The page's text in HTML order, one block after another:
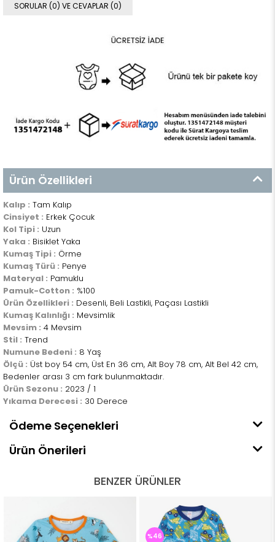
SORULAR (0) VE CEVAPLAR (0)
Ürün Özellikleri
Kalıp : Tam Kalıp
Cinsiyet : Erkek Çocuk
Kol Tipi : Uzun
Yaka : Bisiklet Yaka
Kumaş Tipi : Örme
Kumaş Türü : Penye
Materyal : Pamuklu
Pamuk-Cotton : %100
Ürün Özellikleri : Desenli, Beli Lastikli, Paçası Lastikli
Kumaş Kalınlığı : Mevsimlik
Mevsim : 4 Mevsim
Stil : Trend
Numune Bedeni : 8 Yaş
Ölçü : Üst boy 54 cm, Üst En 36 cm, Alt Boy 78 cm, Alt Bel 42 cm,
Bedenler arası 3 cm fark bulunmaktadır.
Ürün Sezonu : 2023 / 1
Yıkama Derecesi : 30 Derece
Ödeme Seçenekleri
Ürün Önerileri
BENZER ÜRÜNLER
%46